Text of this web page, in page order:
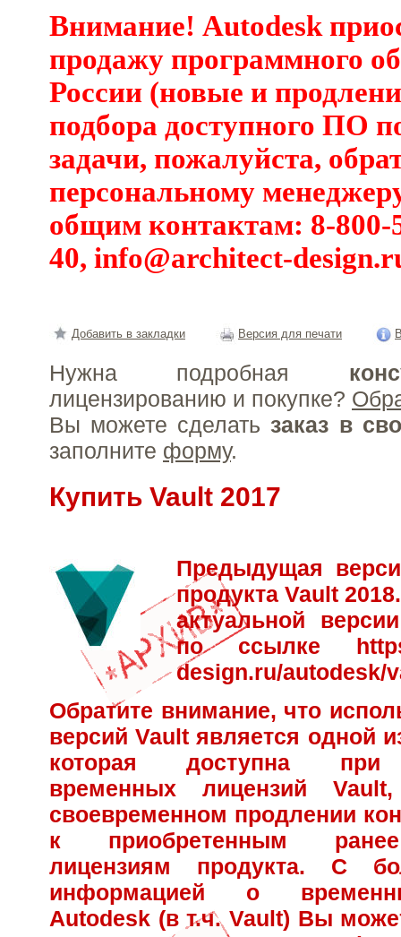
Внимание! Autodesk
продажу программного
России (новые и
подбора доступного ПО
задачи, пожалуйста,
персональному
общим контактам: 8-800-
40, info@architect-
Добавить в закладки Версия для печати
Нужна подробная
лицензированию и покупке?
Вы можете сделать заказ в
заполните форму.
Купить Vault 2017
Предыдущая
продукта Vault
актуальной
по ссылке
design.ru/autodesk/
Обратите внимание, что
версий Vault является одной
которая доступна при
временных лицензий
своевременном продлении
к приобретенным
лицензиям продукта. С
информацией о
Autodesk (в т.ч. Vault) Вы